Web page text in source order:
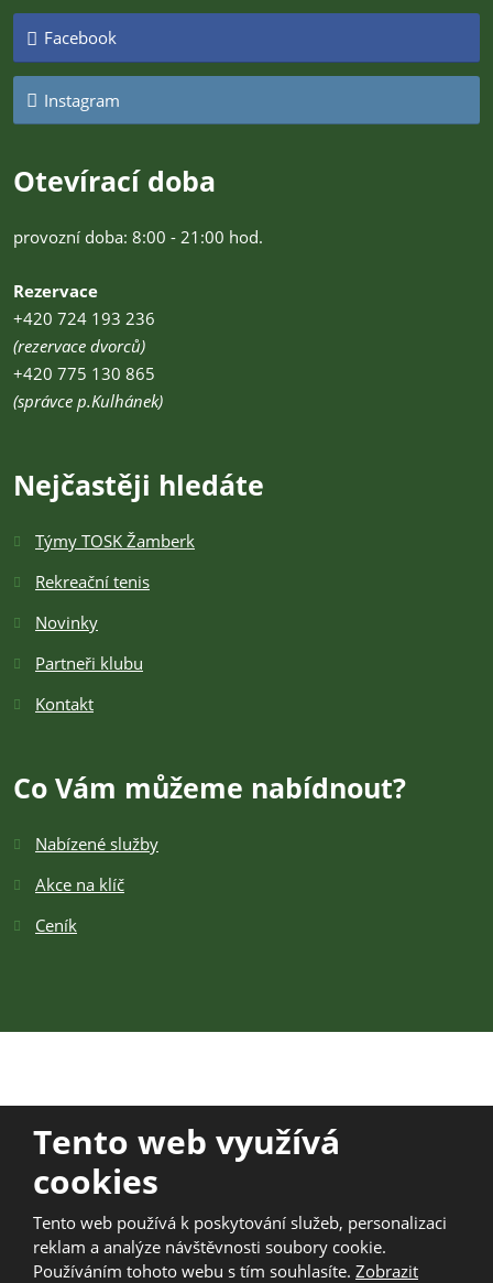
Facebook
Instagram
Otevírací doba
provozní doba: 8:00 - 21:00 hod.
Rezervace
+420 724 193 236
(rezervace dvorců)
+420 775 130 865
(správce p.Kulhánek)
Nejčastěji hledáte
Týmy TOSK Žamberk
Rekreační tenis
Novinky
Partneři klubu
Kontakt
Co Vám můžeme nabídnout?
Nabízené služby
Akce na klíč
Ceník
© 2026 TOSK Žamberk z.s., vytvořila eBRÁNA s.r.o.
Mapa stránek|Kontakt|Podmínky použití |Bezpečnost a
ochrana osobních údajů|Informace o zpracování osobních údajů
| 2020
Tento web využívá
cookies
Tento web používá k poskytování služeb, personalizaci
reklam a analýze návštěvnosti soubory cookie.
Používáním tohoto webu s tím souhlasíte. Zobrazit